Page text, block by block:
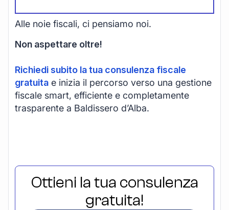
Alle noie fiscali, ci pensiamo noi.
Non aspettare oltre!
Richiedi subito la tua consulenza fiscale
gratuita e inizia il percorso verso una gestione
fiscale smart, efficiente e completamente
trasparente a Baldissero d’Alba.
Ottieni la tua consulenza
gratuita!